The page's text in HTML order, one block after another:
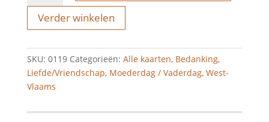
wit
aantal
Verder winkelen
SKU: 0119 Categorieën: Alle kaarten, Bedanking,
Liefde/Vriendschap, Moederdag / Vaderdag, West-
Vlaams